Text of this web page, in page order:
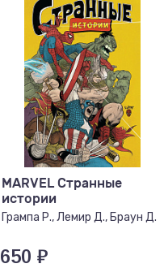
MARVEL Странные
истории
Грампа Р., Лемир Д., Браун Д.
650 ₽